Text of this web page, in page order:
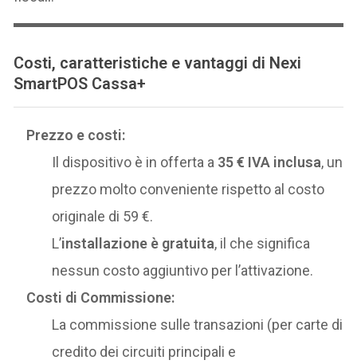
Costi, caratteristiche e vantaggi di Nexi
SmartPOS Cassa+
Prezzo e costi:
Il dispositivo è in offerta a 35 € IVA inclusa, un
prezzo molto conveniente rispetto al costo
originale di 59 €.
L’installazione è gratuita, il che significa
nessun costo aggiuntivo per l’attivazione.
Costi di Commissione:
La commissione sulle transazioni (per carte di
credito dei circuiti principali e